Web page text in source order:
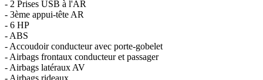
- 2 Prises USB à l'AR
- 3ème appui-tête AR
- 6 HP
- ABS
- Accoudoir conducteur avec porte-gobelet
- Airbags frontaux conducteur et passager
- Airbags latéraux AV
- Airbags rideaux